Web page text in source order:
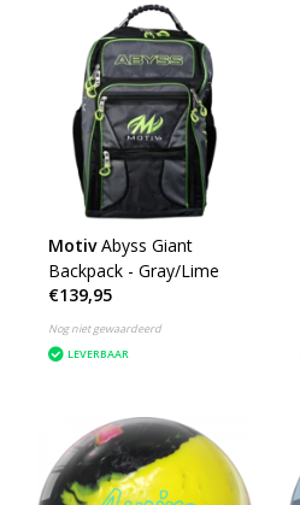
Motiv Abyss Giant
Backpack - Gray/Lime
€139,95
Nog niet gewaardeerd
LEVERBAAR